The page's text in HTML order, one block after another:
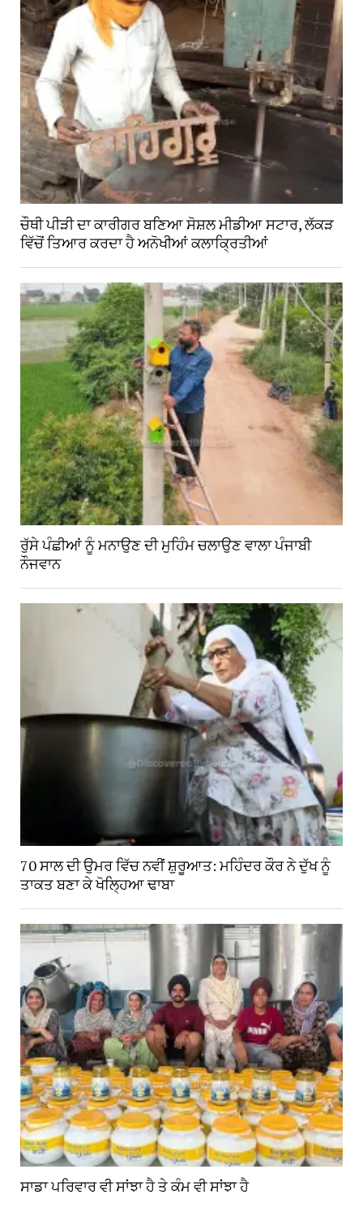
ਚੌਥੀ ਪੀੜੀ ਦਾ ਕਾਰੀਗਰ ਬਣਿਆ ਸੋਸ਼ਲ ਮੀਡੀਆ ਸਟਾਰ, ਲੱਕੜ
ਵਿੱਚੋਂ ਤਿਆਰ ਕਰਦਾ ਹੈ ਅਨੋਖੀਆਂ ਕਲਾਕ੍ਰਿਤੀਆਂ
ਰੁੱਸੇ ਪੰਛੀਆਂ ਨੂੰ ਮਨਾਉਣ ਦੀ ਮੁਹਿੰਮ ਚਲਾਉਣ ਵਾਲਾ ਪੰਜਾਬੀ
ਨੌਜਵਾਨ
70 ਸਾਲ ਦੀ ਉਮਰ ਵਿੱਚ ਨਵੀਂ ਸ਼ੁਰੂਆਤ: ਮਹਿੰਦਰ ਕੌਰ ਨੇ ਦੁੱਖ ਨੂੰ
ਤਾਕਤ ਬਣਾ ਕੇ ਖੋਲ੍ਹਿਆ ਢਾਬਾ
ਸਾਡਾ ਪਰਿਵਾਰ ਵੀ ਸਾਂਝਾ ਹੈ ਤੇ ਕੰਮ ਵੀ ਸਾਂਝਾ ਹੈ